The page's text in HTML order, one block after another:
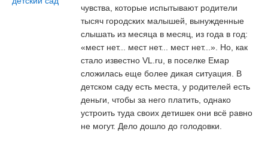
чувства, которые испытывают родители
тысяч городских малышей, вынужденные
слышать из месяца в месяц, из года в год:
«мест нет... мест нет... мест нет...». Но, как
стало известно VL.ru, в поселке Емар
сложилась еще более дикая ситуация. В
детском саду есть места, у родителей есть
деньги, чтобы за него платить, однако
устроить туда своих детишек они всё равно
не могут. Дело дошло до голодовки.